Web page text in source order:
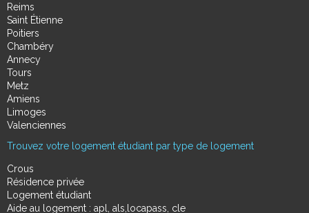
Reims
Saint Étienne
Poitiers
Chambéry
Annecy
Tours
Metz
Amiens
Limoges
Valenciennes
Trouvez votre logement étudiant par type de logement
Crous
Résidence privée
Logement étudiant
Aide au logement : apl, als,locapass, cle